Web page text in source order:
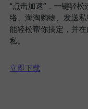
“点击加速”，一键轻
络、海淘购物、发送
能轻松帮你搞定，并
私。
立即下载